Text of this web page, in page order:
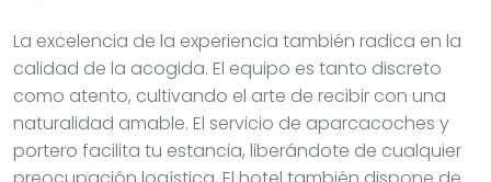
La excelencia de la experiencia también radica en la
calidad de la acogida. El equipo es tanto discreto
como atento, cultivando el arte de recibir con una
naturalidad amable. El servicio de aparcacoches y
portero facilita tu estancia, liberándote de cualquier